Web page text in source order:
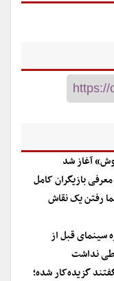
آغاز شد
بازیگران کامل
سینمای قبل از
نداشت
گزیده‌کار شده؛